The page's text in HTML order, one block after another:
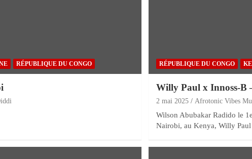
RÉPUBLIQUE DU CONGO RÉPUBLIQUE DU CONGO
Willy Paul x Innoss-B
2 mai 2025 Afrotonic Vibes
Wilson Abubakar Radido le
Nairobi, au Kenya, Willy Paul